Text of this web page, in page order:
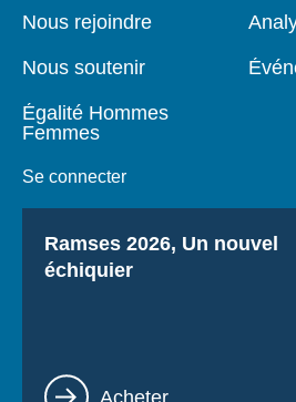
Nous rejoindre
Nous soutenir
Égalité Hommes
Femmes
Se connecter
Titre
Ramses 2026, Un nouvel
échiquier
Lien
Acheter